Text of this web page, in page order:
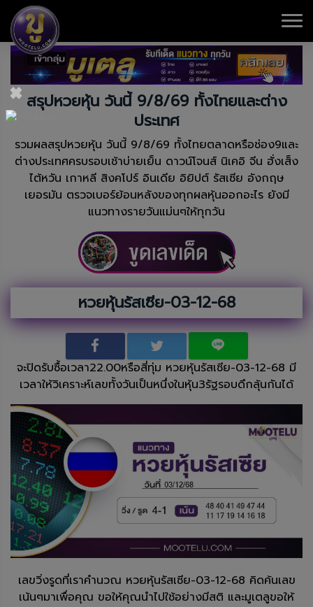
สรุปหวยหุ้น วันนี้ 9/8/69 ทั้งไทยและต่าง
ประเทศ
รวมผลสรุปหวยหุ้น วันนี้ 9/8/69 ทั้งไทยตลาดหรือช่อง9และ
ต่างประเทศครบรอบเช้าบ่ายเย็น ดาวน์โจนส์ นิเคอิ จีน ฮั่งเส็ง
ไต้หวัน เกาหลี สิงคโปร์ อินเดีย อิยิปต์ รัสเซีย อังกฤษ
เยอรมัน ตรวจเบอร์ย้อนหลังของทุกผลหุ้นออกอะไร ยังมี
แนวทางรายวันแม่นๆให้ทุกวัน
หวยหุ้นรัสเซีย-03-12-68
จะปิดรับซื้อเวลา22.00หรือสี่ทุ่ม หวยหุ้นรัสเซีย-03-12-68 มี
เวลาให้วิเคราะห์เลขทั้งวันเป็นหนึ่งในหุ้น3รัฐรอบดึกลุ้นกันได้
เลขวิ่งรูดที่เราคำนวณ หวยหุ้นรัสเซีย-03-12-68 คิดค้นเลข
เน้นๆมาเพื่อคุณ ขอให้คุณนำไปใช้อย่างมีสติ และมูเตลูขอให้
×